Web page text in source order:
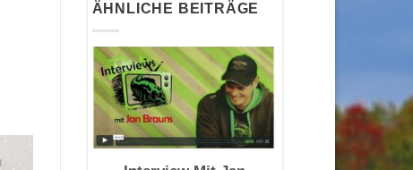
ÄHNLICHE BEITRÄGE